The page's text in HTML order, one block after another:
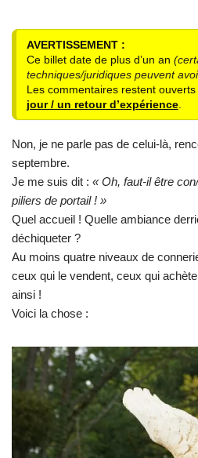
AVERTISSEMENT :
Ce billet date de plus d’un an
techniques/juridiques peuvent
Les commentaires restent ouverts
jour / un retour d’expérience.
Non, je ne parle pas de celui-là,
septembre.
Je me suis dit : « Oh, faut-il être
piliers de portail ! »
Quel accueil ! Quelle ambiance
déchiqueter ?
Au moins quatre niveaux de
ceux qui le vendent, ceux qui
ainsi !
Voici la chose :